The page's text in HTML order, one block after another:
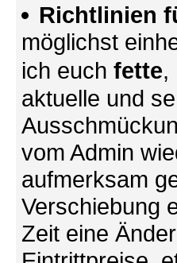
Richtlinien
möglichst
ich euch fette,
aktuelle und
vom Admin
aufmerksam
Verschiebung
Zeit eine